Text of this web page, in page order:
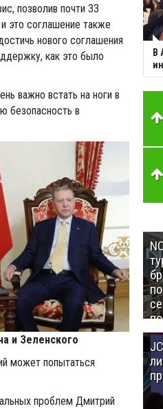
позволив почти 33
это соглашение также
нового соглашения
как это было
важно встать на ноги в
безопасность в
и Зеленского
может попытаться
проблем Дмитрий
В